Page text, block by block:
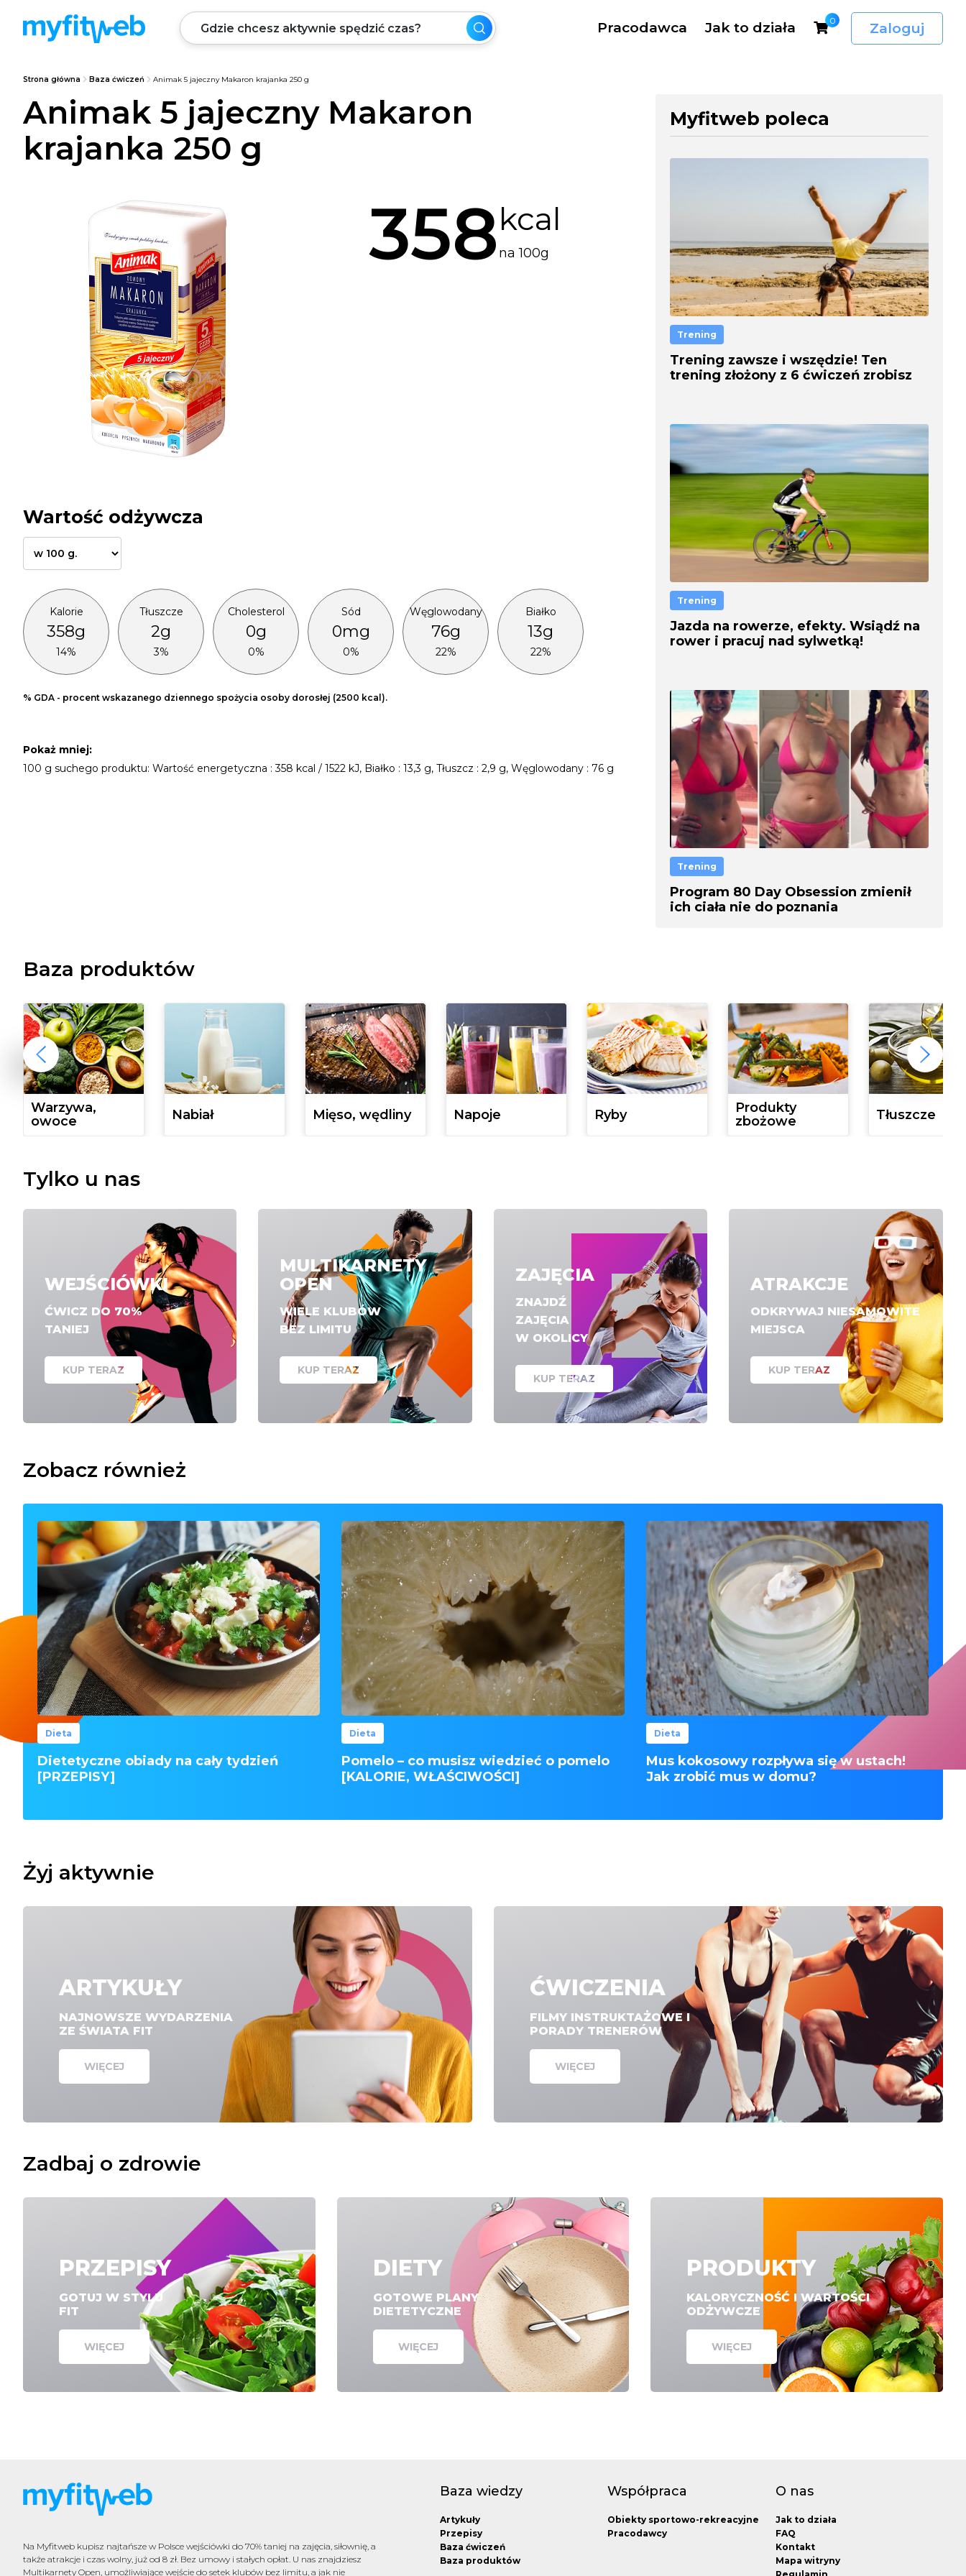
Pracodawca Jak to działa 0 Zaloguj
Strona główna Baza ćwiczeń Animak 5 jajeczny Makaron krajanka 250 g
Animak 5 jajeczny Makaron
krajanka 250 g
358kcal
na 100g
Wartość odżywcza
Kalorie
358g
14%
Tłuszcze
2g
3%
Cholesterol
0g
0%
Sód
0mg
0%
Węglowodany
76g
22%
Białko
13g
22%
% GDA - procent wskazanego dziennego spożycia osoby dorosłej (2500 kcal).
Pokaż mniej:
100 g suchego produktu: Wartość energetyczna : 358 kcal / 1522 kJ, Białko : 13,3 g, Tłuszcz : 2,9 g, Węglowodany : 76 g
Myfitweb poleca
Trening
Trening zawsze i wszędzie! Ten
trening złożony z 6 ćwiczeń zrobisz
Trening
Jazda na rowerze, efekty. Wsiądź na
rower i pracuj nad sylwetką!
Trening
Program 80 Day Obsession zmienił
ich ciała nie do poznania
Baza produktów
Warzywa,
owoce
Nabiał Mięso, wędliny Napoje Ryby
Produkty
zbożowe
Tłuszcze
Tylko u nas
WEJŚCIÓWKI
ĆWICZ DO 70%
TANIEJ
KUP TERAZ
MULTIKARNETY
OPEN
WIELE KLUBÓW
BEZ LIMITU
KUP TERAZ
ZAJĘCIA
ZNAJDŹ
ZAJĘCIA
W OKOLICY
KUP TERAZ
ATRAKCJE
ODKRYWAJ NIESAMOWITE
MIEJSCA
KUP TERAZ
Zobacz również
Dieta
Dietetyczne obiady na cały tydzień
[PRZEPISY]
Dieta
Pomelo – co musisz wiedzieć o pomelo
[KALORIE, WŁAŚCIWOŚCI]
Dieta
Mus kokosowy rozpływa się w ustach!
Jak zrobić mus w domu?
Żyj aktywnie
ARTYKUŁY
NAJNOWSZE WYDARZENIA
ZE ŚWIATA FIT
WIĘCEJ
ĆWICZENIA
FILMY INSTRUKTAŻOWE I
PORADY TRENERÓW
WIĘCEJ
Zadbaj o zdrowie
PRZEPISY
GOTUJ W STYLU
FIT
WIĘCEJ
DIETY
GOTOWE PLANY
DIETETYCZNE
WIĘCEJ
PRODUKTY
KALORYCZNOŚĆ I WARTOŚCI
ODŻYWCZE
WIĘCEJ
Na Myfitweb kupisz najtańsze w Polsce wejściówki do 70% taniej na zajęcia, siłownię, a
także atrakcje i czas wolny, już od 8 zł. Bez umowy i stałych opłat. U nas znajdziesz
Multikarnety Open, umożliwiające wejście do setek klubów bez limitu, a jak nie
Baza wiedzy
Artykuły
Przepisy
Baza ćwiczeń
Baza produktów
Współpraca
Obiekty sportowo-rekreacyjne
Pracodawcy
O nas
Jak to działa
FAQ
Kontakt
Mapa witryny